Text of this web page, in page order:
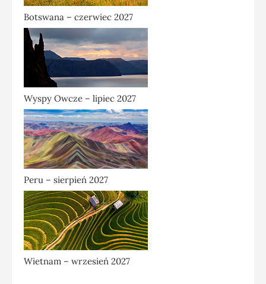
Botswana – czerwiec 2027
Wyspy Owcze – lipiec 2027
Peru – sierpień 2027
Wietnam – wrzesień 2027